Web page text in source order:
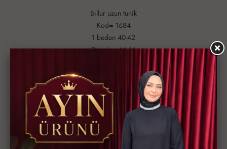
Billur uzun tunik
Kod= 1684
1 beden 40-42
2 beden 44-46
Fitilli örme kumaş
Boyu 113 cm
Ürün Kodu
MDM1684-500